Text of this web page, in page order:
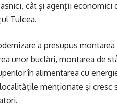
cât și agenții economici
Tulcea.
a presupus
unor buclări, montarea de
în alimentarea cu
menționate și cresc